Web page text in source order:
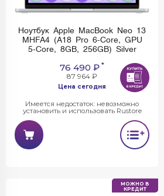
Ноутбук Apple MacBook Neo 13
MHFA4 (A18 Pro 6-Core, GPU
5-Core, 8GB, 256GB) Silver
76 490 ₽ *
87 964 ₽
Цена сегодня
Имеется недостаток: невозможно
установить и использовать Rustore
МОЖНО В
КРЕДИТ